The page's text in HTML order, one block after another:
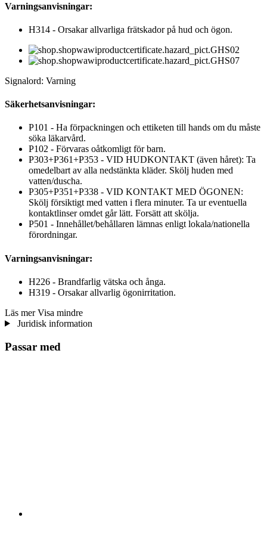
Varningsanvisningar:
H314 - Orsakar allvarliga frätskador på hud och ögon.
Signalord: Varning
Säkerhetsanvisningar:
P101 - Ha förpackningen och ettiketen till hands om du måste
söka läkarvård.
P102 - Förvaras oåtkomligt för barn.
P303+P361+P353 - VID HUDKONTAKT (även håret): Ta
omedelbart av alla nedstänkta kläder. Skölj huden med
vatten/duscha.
P305+P351+P338 - VID KONTAKT MED ÖGONEN:
Skölj försiktigt med vatten i flera minuter. Ta ur eventuella
kontaktlinser omdet går lätt. Forsätt att skölja.
P501 - Innehållet/behållaren lämnas enligt lokala/nationella
förordningar.
Varningsanvisningar:
H226 - Brandfarlig vätska och ånga.
H319 - Orsakar allvarlig ögonirritation.
Läs mer Visa mindre
Juridisk information
Passar med